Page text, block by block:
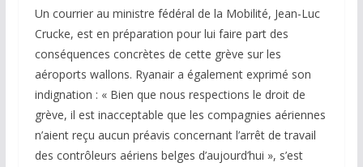
Un courrier au ministre fédéral de la Mobilité, Jean-Luc
Crucke, est en préparation pour lui faire part des
conséquences concrètes de cette grève sur les
aéroports wallons. Ryanair a également exprimé son
indignation : « Bien que nous respections le droit de
grève, il est inacceptable que les compagnies aériennes
n’aient reçu aucun préavis concernant l’arrêt de travail
des contrôleurs aériens belges d’aujourd’hui », s’est